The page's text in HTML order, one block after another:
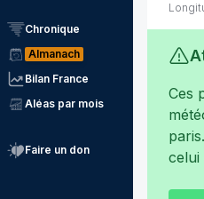
Chronique
Almanach
Bilan France
Aléas par mois
Faire un don
Ces
celui